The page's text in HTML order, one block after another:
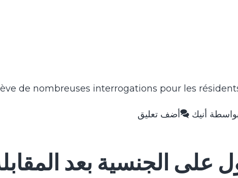
de nombreuses interrogations pour les
أضف تعليق
على الجنسية بعد